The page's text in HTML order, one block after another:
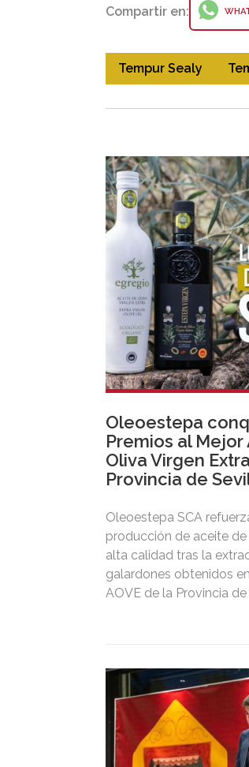
Compartir en:
Tempur Sealy
Oleoestepa
Premios al
Oliva Virgen
Provincia de
Oleoestepa SCA
producción de aceite
alta calidad tras la
galardones obtenidos
AOVE de la Provincia